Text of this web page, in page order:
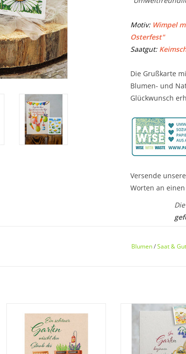
Motiv:Wimpel
Osterfest"
Saatgut:
Die Grußkarte
Blumen- und
Glückwunsch
Versende unsere
Worten an
mit
Blumen/Saat & Gut
handgemalten, traumhaften
Druck-Motiven erfreut jeden
Garten-, Blumen- und
Naturfreund. Umweltfreundlich
Die Saat-Grußkarte
handgemalten,
Druck-Motiven
Garten-,
Naturfreund.